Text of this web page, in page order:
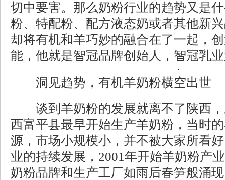
切中要害。那么奶粉行业的趋势又是
粉、特配粉、配方液态奶或者其他新
却将有机和羊巧妙的融合在了一起，
能，他就是智冠品牌创始人，智冠乳
洞见趋势，有机羊奶粉横空出世
谈到羊奶粉的发展就离不了陕西，
西富平县最早开始生产羊奶粉，当时
源，市场小规模小，并不被大家所看
业的持续发展，2001年开始羊奶粉产
奶粉品牌和生产工厂如雨后春笋般涌